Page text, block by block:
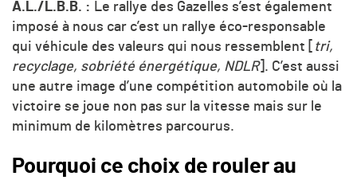
A.L./L.B.B. : Le rallye des Gazelles s’est également
imposé à nous car c’est un rallye éco-responsable
qui véhicule des valeurs qui nous ressemblent [
tri,
recyclage, sobriété énergétique, NDLR]. C’est aussi
une autre image d’une compétition automobile où la
victoire se joue non pas sur la vitesse mais sur le
minimum de kilomètres parcourus.
Pourquoi ce choix de rouler au